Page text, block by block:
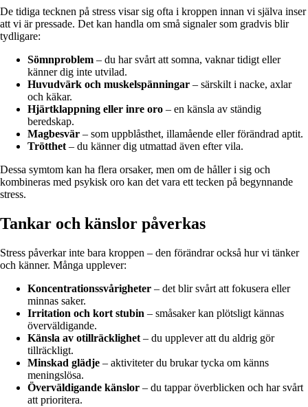
De tidiga tecknen på stress visar sig ofta i kroppen innan vi själva inser
att vi är pressade. Det kan handla om små signaler som gradvis blir
tydligare:
Sömnproblem – du har svårt att somna, vaknar tidigt eller
känner dig inte utvilad.
Huvudvärk och muskelspänningar – särskilt i nacke, axlar
och käkar.
Hjärtklappning eller inre oro – en känsla av ständig
beredskap.
Magbesvär – som uppblåsthet, illamående eller förändrad aptit.
Trötthet– du känner dig utmattad även efter vila.
Dessa symtom kan ha flera orsaker, men om de håller i sig och
kombineras med psykisk oro kan det vara ett tecken på begynnande
stress.
Tankar och känslor påverkas
Stress påverkar inte bara kroppen – den förändrar också hur vi tänker
och känner. Många upplever:
Koncentrationssvårigheter – det blir svårt att fokusera eller
minnas saker.
Irritation och kort stubin – småsaker kan plötsligt kännas
överväldigande.
Känsla av otillräcklighet – du upplever att du aldrig gör
tillräckligt.
Minskad glädje – aktiviteter du brukar tycka om känns
meningslösa.
Överväldigande känslor – du tappar överblicken och har svårt
att prioritera.